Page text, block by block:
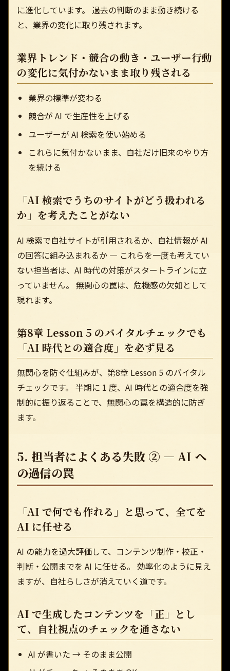
に進化しています。 過去の判断のまま動き続ける
と、業界の変化に取り残されます。
業界トレンド・競合の動き・ユーザー行動
の変化に気付かないまま取り残される
業界の標準が変わる
競合が AI で生産性を上げる
ユーザーが AI 検索を使い始める
これらに気付かないまま、自社だけ旧来のやり方
を続ける
「AI 検索でうちのサイトがどう扱われる
か」を考えたことがない
AI 検索で自社サイトが引用されるか、自社情報が AI
の回答に組み込まれるか — これらを一度も考えてい
ない担当者は、AI 時代の対策がスタートラインに立
っていません。 無関心の罠は、危機感の欠如として
現れます。
第8章 Lesson 5 のバイタルチェックでも
「AI 時代との適合度」を必ず見る
無関心を防ぐ仕組みが、第8章 Lesson 5 のバイタル
チェックです。 半期に 1 度、AI 時代との適合度を強
制的に振り返ることで、無関心の罠を構造的に防ぎ
ます。
5. 担当者によくある失敗 ② — AI へ
の過信の罠
「AI で何でも作れる」と思って、全てを
AI に任せる
AI の能力を過大評価して、コンテンツ制作・校正・
判断・公開までを AI に任せる。 効率化のように見え
ますが、自社らしさが消えていく道です。
AI で生成したコンテンツを「正」とし
て、自社視点のチェックを通さない
AI が書いた → そのまま公開